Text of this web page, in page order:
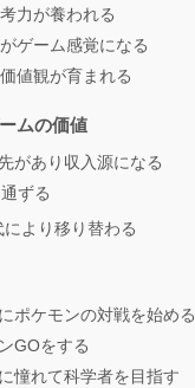
力が養われる
ゲーム感覚になる
値観が育まれる
ムの価値
があり収入源になる
ずる
より移り替わる
ポケモンの対戦を始める
GOをする
憧れて科学者を目指す